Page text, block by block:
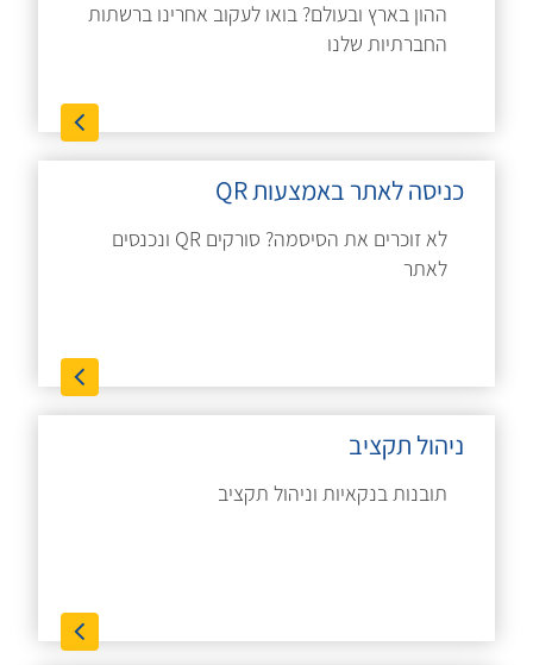
ההון בארץ ובעולם? בואו לעקוב אחרינו ברשתות
החברתיות שלנו
כניסה לאתר באמצעות QR
לא זוכרים את הסיסמה? סורקים QR ונכנסים
לאתר
ניהול תקציב
תובנות בנקאיות וניהול תקציב